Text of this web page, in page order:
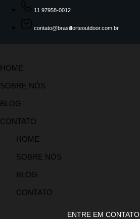
11 97958-0012
contato@brasilforteoutdoor.com.br
HOME
SOBRE NÓS
BLOG
CONTATO
HOME
SOBRE NÓS
BLOG
CONTATO
ENTRE EM CONTATO